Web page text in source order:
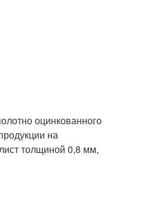
оцинкованного
на
толщиной 0,8 мм,